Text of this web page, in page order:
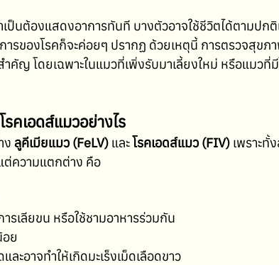
เป็นต้องแสดงอาการทันที บางตัวอาจใช้ชีวิตได้ตามปกติ
รของโรคก็จะค่อยๆ ปรากฏ ด้วยเหตุนี้ การตรวจสุขภา
ำคัญ โดยเฉพาะในแมวที่เพิ่งรับมาเลี้ยงใหม่ หรือแมว
คเอดส์แมวอย่างไร
ง ลูคีเมียแมว (FeLV) และ โรคเอดส์แมว (FIV) เพราะทั้
ความแตกต่าง คือ
รเลียขน หรือใช้ชามอาหารร่วมกัน
ย
ละอาจทำให้เกิดมะเร็งเม็ดเลือดขาว